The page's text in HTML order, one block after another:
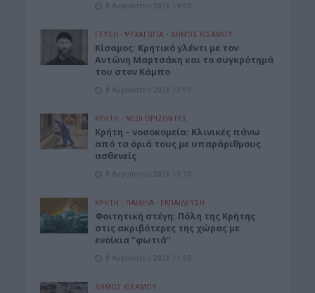
8 Αυγούστου 2026 14:03
ΓΕΎΣΗ - ΨΥΧΑΓΩΓΊΑ • ΔΉΜΟΣ ΚΙΣΆΜΟΥ
Kίσαμος: Κρητικό γλέντι με τον
Αντώνη Μαρτσάκη και το συγκρότημά
του στον Κάμπο
8 Αυγούστου 2026 13:59
ΚΡΗΤΗ • ΝΕΟΙ ΟΡΙΖΟΝΤΕΣ
Κρήτη – νοσοκομεία: Κλινικές πάνω
από τα όριά τους με υπαράριθμους
ασθενείς
8 Αυγούστου 2026 13:10
ΚΡΗΤΗ • ΠΑΙΔΕΙΑ - ΕΚΠΑΙΔΕΥΣΗ
Φοιτητική στέγη: Πόλη της Κρήτης
στις ακριβότερες της χώρας με
ενοίκια “φωτιά”
8 Αυγούστου 2026 11:53
ΔΉΜΟΣ ΚΙΣΆΜΟΥ